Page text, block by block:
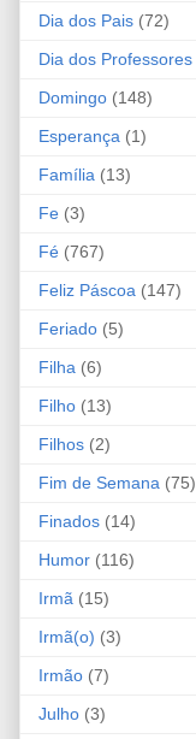
Dia dos Pais (72)
Dia dos Professores
Domingo (148)
Esperança (1)
Família (13)
Fe (3)
Fé (767)
Feliz Páscoa (147)
Feriado (5)
Filha (6)
Filho (13)
Filhos (2)
Fim de Semana (75)
Finados (14)
Humor (116)
Irmã (15)
Irmã(o) (3)
Irmão (7)
Julho (3)